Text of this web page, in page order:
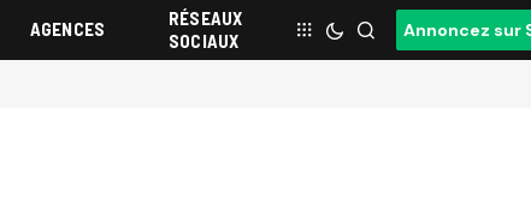
AGENCES
RÉSEAUX
SOCIAUX
Annoncez sur